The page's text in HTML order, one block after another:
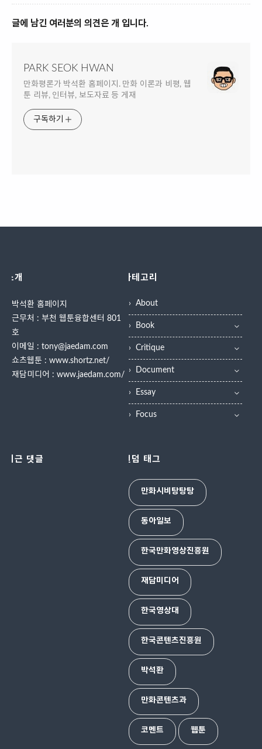
글에 남긴 여러분의 의견은 개 입니다.
PARK SEOK HWAN
만화평론가 박석환 홈페이지. 만화 이론과 비평, 웹
툰 리뷰, 인터뷰, 보도자료 등 게재
구독하기
소개
박석환 홈페이지
근무처 : 부천 웹툰융합센터 801
호
이메일 : tony@jaedam.com
쇼츠웹툰 : www.shortz.net/
재담미디어 : www.jaedam.com/
카테고리
About
Book
Critique
Document
Essay
Focus
최근 댓글 랜덤 태그
만화시비탕탕탕
동아일보
한국만화영상진흥원
재담미디어
한국영상대
한국콘텐츠진흥원
박석환
만화콘텐츠과
코멘트 웹툰